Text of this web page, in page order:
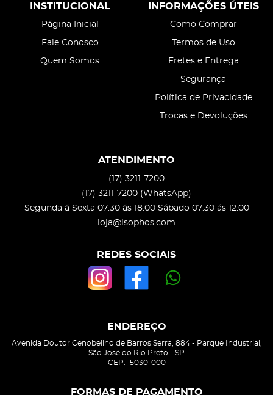
INSTITUCIONAL
Página Inicial
Fale Conosco
Quem Somos
INFORMAÇÕES ÚTEIS
Como Comprar
Termos de Uso
Fretes e Entrega
Segurança
Política de Privacidade
Trocas e Devoluções
ATENDIMENTO
(17) 3211-7200
(17) 3211-7200 (WhatsApp)
Segunda á Sexta 07:30 ás 18:00 Sábado 07:30 ás 12:00
loja@isophos.com
REDES SOCIAIS
ENDEREÇO
Avenida Doutor Cenobelino de Barros Serra, 884- Parque Industrial,
São José do Rio Preto - SP
CEP: 15030-000
FORMAS DE PAGAMENTO